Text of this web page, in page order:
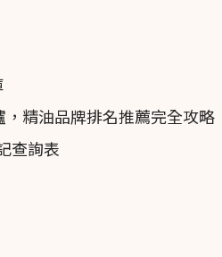
精油品牌排名推薦完全攻略
查詢表